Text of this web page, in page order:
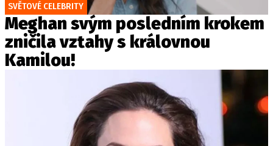
SVĚTOVÉ CELEBRITY
Meghan svým posledním krokem
zničila vztahy s královnou
Kamilou!